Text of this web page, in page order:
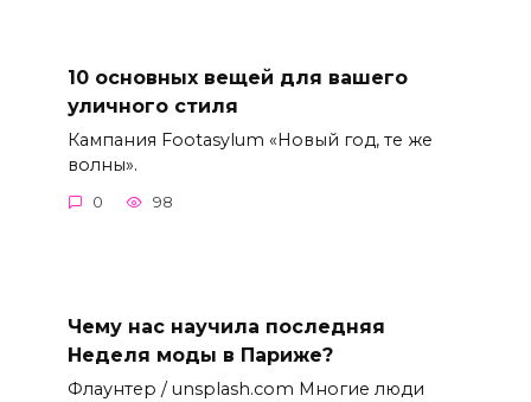
10 основных вещей для вашего
уличного стиля
Кампания Footasylum «Новый год, те же
волны».
0 98
Чему нас научила последняя
Неделя моды в Париже?
Флаунтер / unsplash.com Многие люди